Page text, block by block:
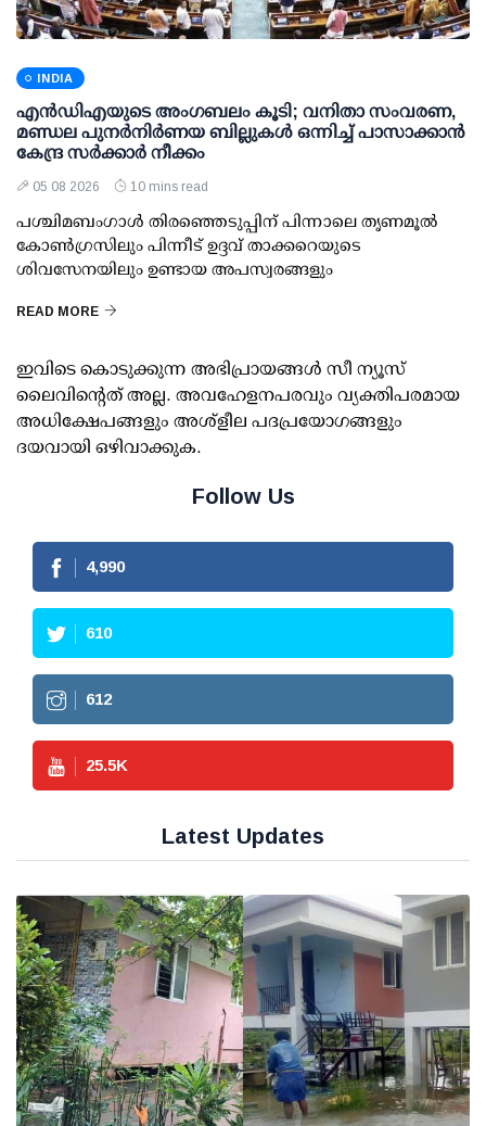
INDIA
എന്‍ഡിഎയുടെ അംഗബലം കൂടി; വനിതാ സംവരണ,
മണ്ഡല പുനര്‍നിര്‍ണയ ബില്ലുകള്‍ ഒന്നിച്ച് പാസാക്കാന്‍
കേന്ദ്ര സര്‍ക്കാര്‍ നീക്കം
05 08 2026 10 mins read
പശ്ചിമബംഗാള്‍ തിരഞ്ഞെടുപ്പിന് പിന്നാലെ തൃണമൂല്‍
കോണ്‍ഗ്രസിലും പിന്നീട് ഉദ്ദവ് താക്കറെയുടെ
ശിവസേനയിലും ഉണ്ടായ അപസ്വരങ്ങളും
READ MORE
ഇവിടെ കൊടുക്കുന്ന അഭിപ്രായങ്ങള്‍ സീ ന്യൂസ്
ലൈവിന്റെത് അല്ല. അവഹേളനപരവും വ്യക്തിപരമായ
അധിക്ഷേപങ്ങളും അശ്‌ളീല പദപ്രയോഗങ്ങളും
ദയവായി ഒഴിവാക്കുക.
Follow Us
4,990
610
612
25.5K
Latest Updates